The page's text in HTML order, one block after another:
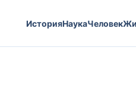
ИсторияНаукаЧеловек